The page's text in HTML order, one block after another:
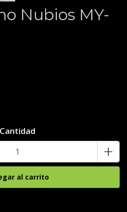
Nubios MY-
Cantidad
+